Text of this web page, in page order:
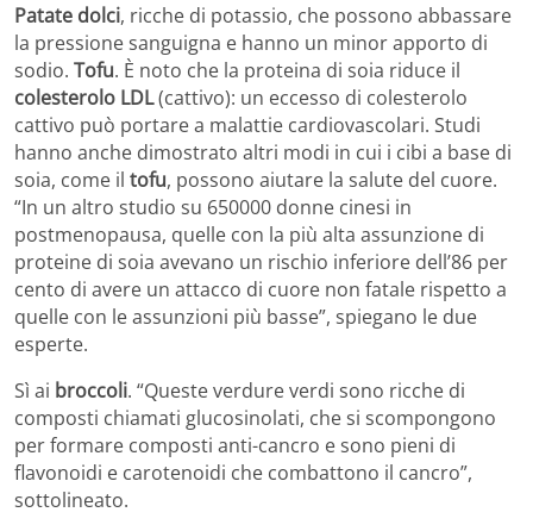
Patate dolci, ricche di potassio, che possono abbassare
la pressione sanguigna e hanno un minor apporto di
sodio. Tofu. È noto che la proteina di soia riduce il
colesterolo LDL(cattivo): un eccesso di colesterolo
cattivo può portare a malattie cardiovascolari. Studi
hanno anche dimostrato altri modi in cui i cibi a base di
soia, come il tofu, possono aiutare la salute del cuore.
“In un altro studio su 650000 donne cinesi in
postmenopausa, quelle con la più alta assunzione di
proteine ​​di soia avevano un rischio inferiore dell’86 per
cento di avere un attacco di cuore non fatale rispetto a
quelle con le assunzioni più basse”, spiegano le due
esperte.
Sì ai broccoli. “Queste verdure verdi sono ricche di
composti chiamati glucosinolati, che si scompongono
per formare composti anti-cancro e sono pieni di
flavonoidi e carotenoidi che combattono il cancro”,
sottolineato.